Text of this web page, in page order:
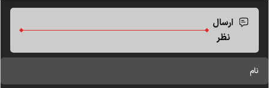
ارسال
نظر